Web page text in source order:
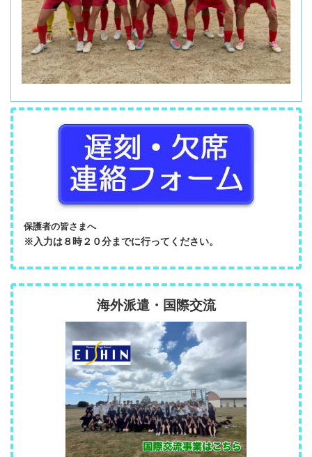
保護者の皆さまへ
※入力は８時２０分までに行ってください。
海外派遣・国際交流